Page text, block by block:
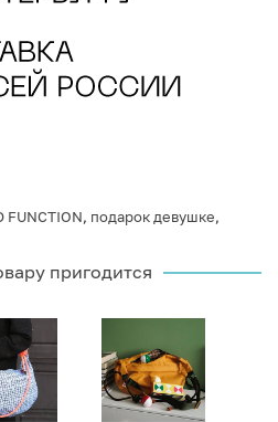
FUNCTION, подарок девушке,
пригодится